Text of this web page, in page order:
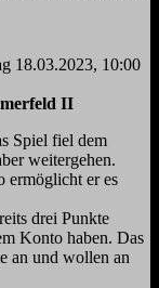
18.03.2023, 10:00
II
Spiel fiel dem
weitergehen.
ermöglicht er es
drei Punkte
Konto haben. Das
an und wollen an